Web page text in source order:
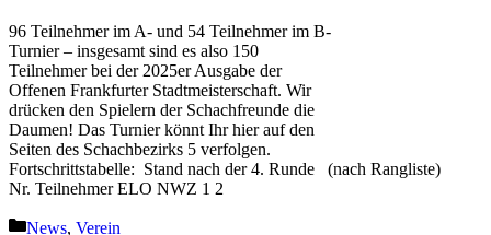
96 Teilnehmer im A- und 54 Teilnehmer im B-
Turnier – insgesamt sind es also 150
Teilnehmer bei der 2025er Ausgabe der
Offenen Frankfurter Stadtmeisterschaft. Wir
drücken den Spielern der Schachfreunde die
Daumen! Das Turnier könnt Ihr hier auf den
Seiten des Schachbezirks 5 verfolgen.
Fortschrittstabelle: Stand nach der 4. Runde (nach Rangliste)
Nr. Teilnehmer ELO NWZ 1 2
Kategorien
News, Verein